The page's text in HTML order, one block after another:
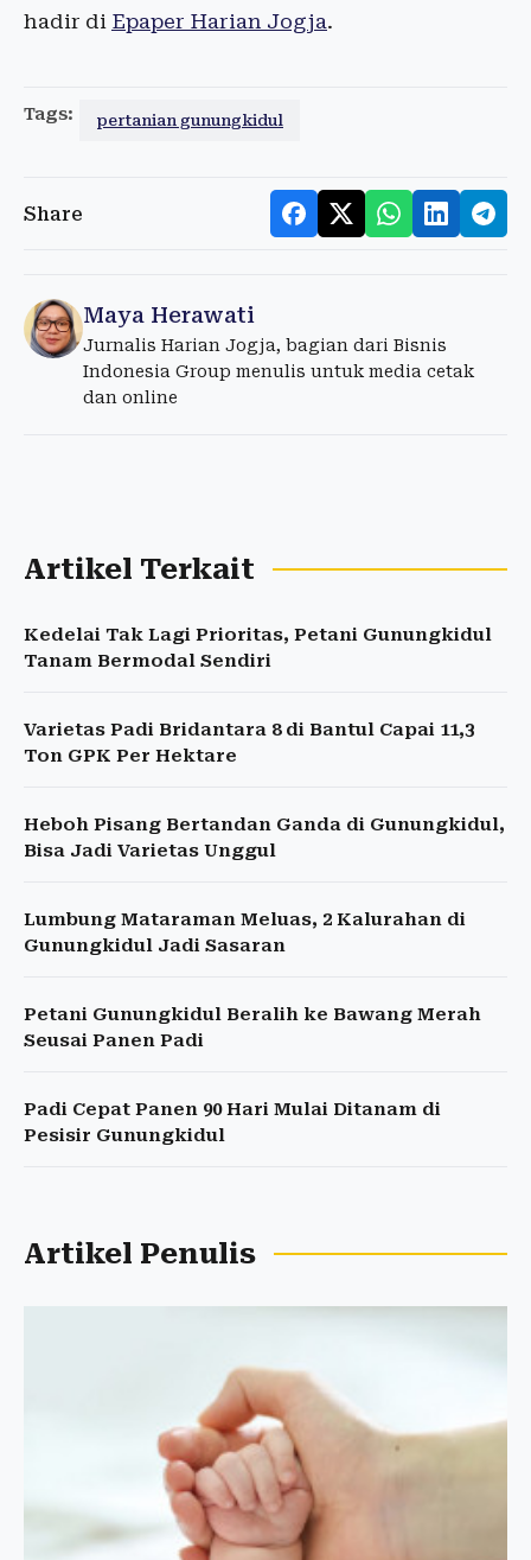
hadir di Epaper Harian Jogja.
Tags: pertanian gunungkidul
Share
Maya Herawati
Jurnalis Harian Jogja, bagian dari Bisnis
Indonesia Group menulis untuk media cetak
dan online
Artikel Terkait
Kedelai Tak Lagi Prioritas, Petani Gunungkidul
Tanam Bermodal Sendiri
Varietas Padi Bridantara 8 di Bantul Capai 11,3
Ton GPK Per Hektare
Heboh Pisang Bertandan Ganda di Gunungkidul,
Bisa Jadi Varietas Unggul
Lumbung Mataraman Meluas, 2 Kalurahan di
Gunungkidul Jadi Sasaran
Petani Gunungkidul Beralih ke Bawang Merah
Seusai Panen Padi
Padi Cepat Panen 90 Hari Mulai Ditanam di
Pesisir Gunungkidul
Artikel Penulis